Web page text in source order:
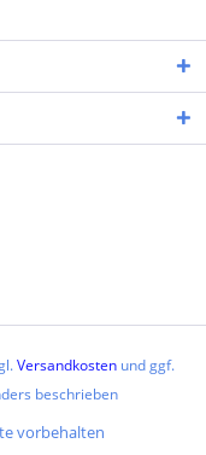
Versandkosten und ggf.
beschrieben
vorbehalten